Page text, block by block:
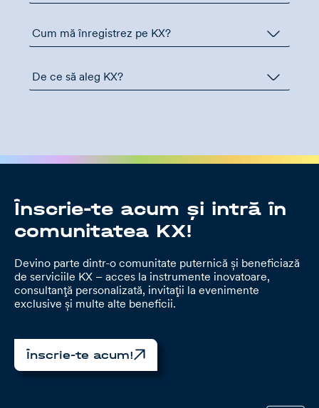
Cum mă înregistrez pe KX?
De ce să aleg KX?
Înscrie-te acum și intră în
comunitatea KX!
Devino parte dintr-o comunitate puternică și beneficiază
de serviciile KX – acces la instrumente inovatoare,
consultanță personalizată, invitații la evenimente
exclusive și multe alte beneficii.
Înscrie-te acum!